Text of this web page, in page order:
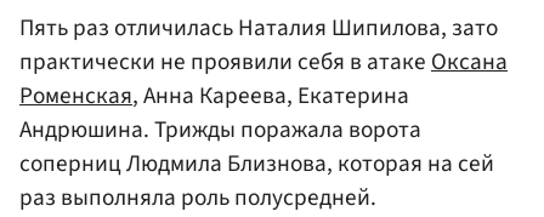
Пять раз отличилась Наталия Шипилова, зато
практически не проявили себя в атакеОксана
Роменская, Анна Кареева, Екатерина
Андрюшина. Трижды поражала ворота
соперниц Людмила Близнова, которая на сей
раз выполняла роль полусредней.